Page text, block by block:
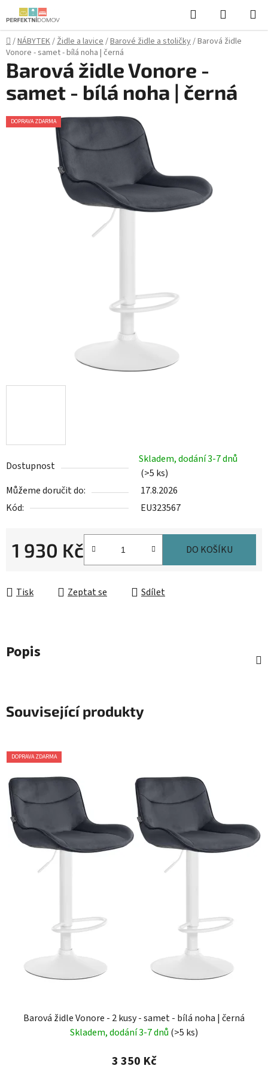
Přejít
na
obsah
Hledat
KOŠÍK
Domů
/NÁBYTEK/Židle a lavice/Barové židle a stoličky/Barová židle
Vonore - samet - bílá noha | černá
Dostupnost
Skladem, dodání 3-7 dnů
(>5 ks)
Můžeme doručit do:
17.8.2026
Kód:
EU323567
1 930 Kč DO KOŠÍKU
Tisk Zeptat se Sdílet
Barová židle Vonore -
samet - bílá noha | černá
DOPRAVA ZDARMA
Popis
Související produkty
DOPRAVA ZDARMA
Barová židle Vonore - 2 kusy - samet - bílá noha | černá
Skladem, dodání 3-7 dnů (>5 ks)
3 350 Kč